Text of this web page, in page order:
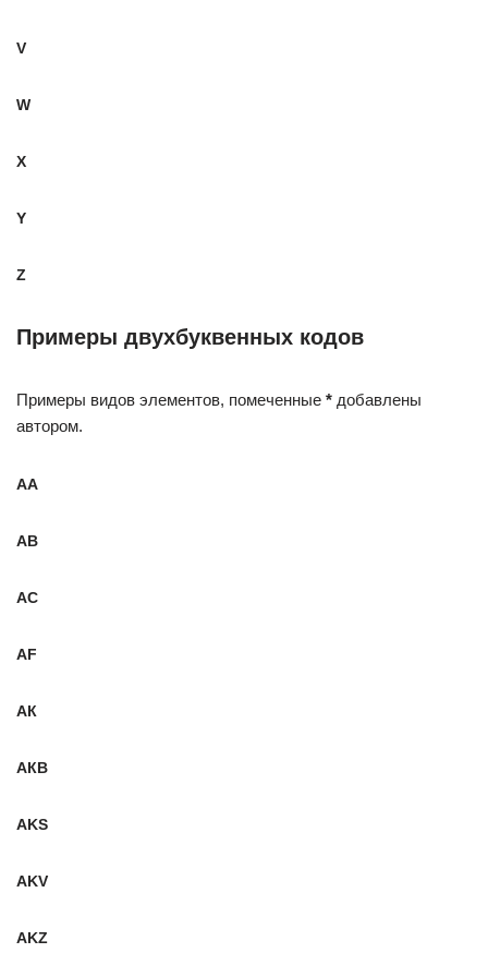
V
W
X
Y
Z
Примеры двухбуквенных кодов
Примеры видов элементов, помеченные * добавлены
автором.
AA
AB
АС
AF
АК
АКB
AKS
AKV
AKZ